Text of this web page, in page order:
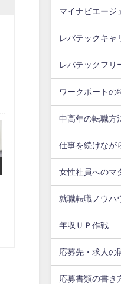
マイナビエージ
レバテックキャ
レバテックフリ
ワークポートの
中高年の転職方
仕事を続けなが
女性社員へのマ
就職転職ノウハ
年収ＵＰ作戦
応募先・求人の
応募書類の書き